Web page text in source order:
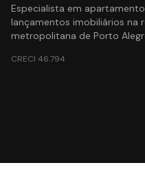
Especialista em
lançamentos imobiliários na
metropolitana de Porto
CRECI 46.794